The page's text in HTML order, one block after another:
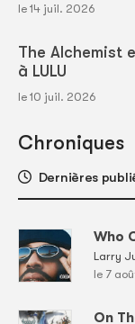
le 14 juil. 2026
The Alchemist
à LULU
le 10 juil. 2026
Chroniques
Dernières
Who
Larry
le 7
On